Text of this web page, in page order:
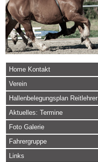
Home Kontakt
Verein
Hallenbelegungsplan Reitlehrer
Aktuelles: Termine
Foto Galerie
Fahrergruppe
Links